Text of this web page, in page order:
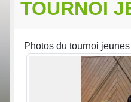
TOURNOI
Photos du tournoi